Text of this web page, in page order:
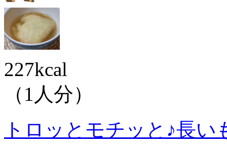
227kcal
（1人分）
トロッとモチッと♪長